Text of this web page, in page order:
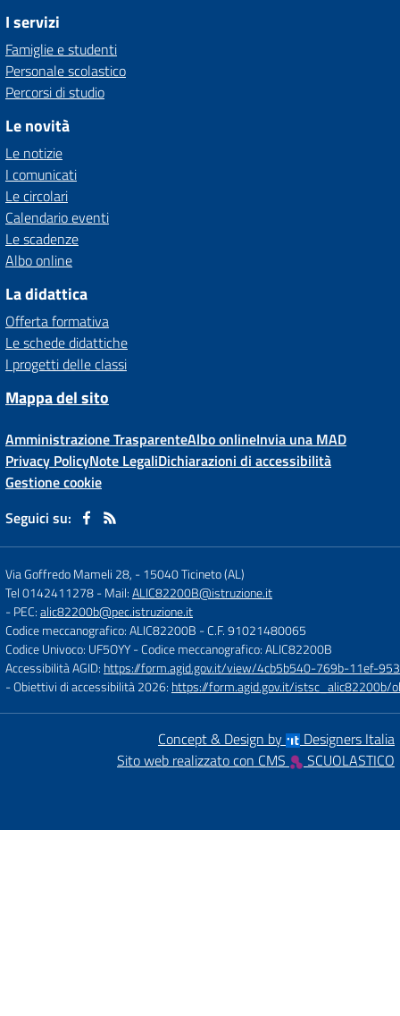
I servizi
Famiglie e studenti
Personale scolastico
Percorsi di studio
Le novità
Le notizie
I comunicati
Le circolari
Calendario eventi
Le scadenze
Albo online
La didattica
Offerta formativa
Le schede didattiche
I progetti delle classi
Mappa del sito
Amministrazione TrasparenteAlbo onlineInvia una MAD
Privacy PolicyNote LegaliDichiarazioni di accessibilità
Gestione cookie
Seguici su:
Via Goffredo Mameli 28, -15040 Ticineto (AL)
Tel 0142411278- Mail:ALIC82200B@istruzione.it
- PEC:alic82200b@pec.istruzione.it
Codice meccanografico: ALIC82200B - C.F. 91021480065
Codice Univoco: UF5OYY- Codice meccanografico: ALIC82200B
Accessibilità AGID: https://form.agid.gov.it/view/4cb5b540-769b-11ef-
- Obiettivi di accessibilità 2026: https://form.agid.gov.it/
Concept & Design by
Designers Italia
Sito web realizzato con CMS
SCUOLASTICO